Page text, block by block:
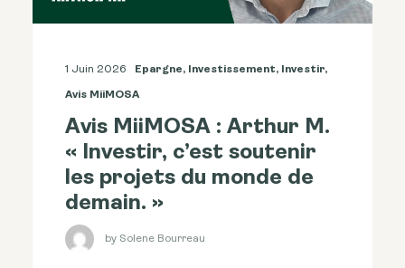
1 Juin 2026 Epargne, Investissement, Investir,
Avis MiiMOSA
Avis MiiMOSA : Arthur M.
« Investir, c’est soutenir
les projets du monde de
demain. »
by Solene Bourreau